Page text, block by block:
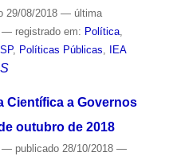
29/08/2018 — última
— registrado em: Política,
, Políticas Públicas, IEA
Científica a Governos
outubro de 2018
— publicado28/10/2018 —